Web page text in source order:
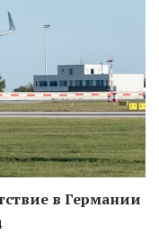
в Германии